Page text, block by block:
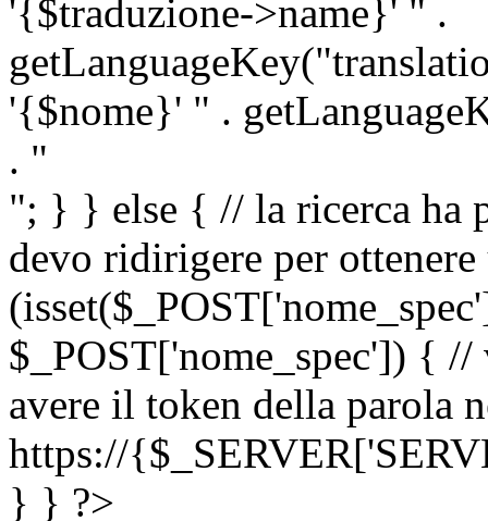
'{$traduzione->name}' " .
'{$nome}' " .
. "
"; } } else { // la ricerca ha
devo ridirigere per
$_POST['nome_spec']) {
avere il token della parola
https://
} } ?>